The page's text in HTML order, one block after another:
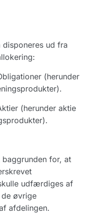
disponeres ud fra
(herunder
(herunder aktie
for, at
udfærdiges af
de øvrige
afdelingen.